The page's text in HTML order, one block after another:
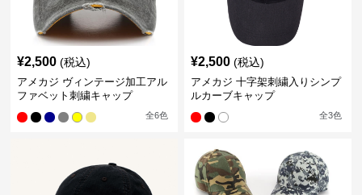
¥2,500 (税込)
アメカジ ヴィンテージ加工アル
ファベット刺繍キャップ
全6色
¥2,500 (税込)
アメカジ 十字架刺繍入りシンプ
ルカーブキャップ
全3色